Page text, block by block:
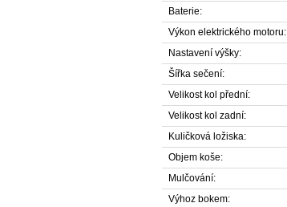
Baterie:
Výkon elektrického motoru:
Nastavení výšky:
Šířka sečení:
Velikost kol přední:
Velikost kol zadní:
Kuličková ložiska:
Objem koše:
Mulčování:
Výhoz bokem: